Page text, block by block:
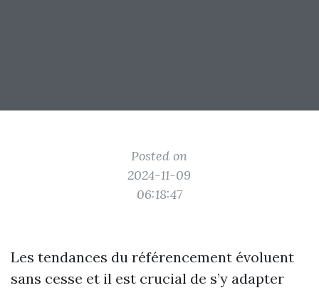
Posted on
2024-11-09
06:18:47
Les tendances du référencement évoluent
sans cesse et il est crucial de s’y adapter